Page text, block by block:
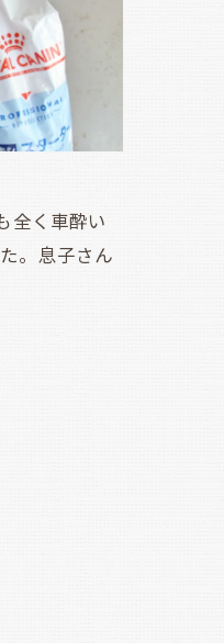
全く車酔い
。息子さん